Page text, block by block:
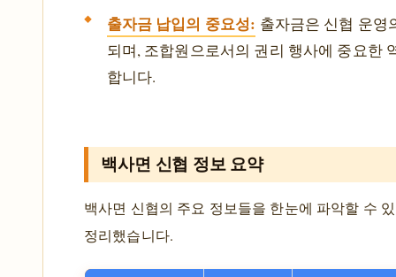
출자금 납입의 중요성: 출자금은 신협 운영
되며, 조합원으로서의 권리 행사에 중요한
합니다.
백사면 신협 정보 요약
백사면 신협의 주요 정보들을 한눈에 파악할 수
정리했습니다.